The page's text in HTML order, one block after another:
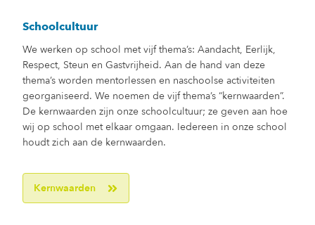
Schoolcultuur
We werken op school met vijf thema’s: Aandacht, Eerlijk,
Respect, Steun en Gastvrijheid. Aan de hand van deze
thema’s worden mentorlessen en naschoolse activiteiten
georganiseerd. We noemen de vijf thema’s “kernwaarden”.
De kernwaarden zijn onze schoolcultuur; ze geven aan hoe
wij op school met elkaar omgaan. Iedereen in onze school
houdt zich aan de kernwaarden.
Kernwaarden